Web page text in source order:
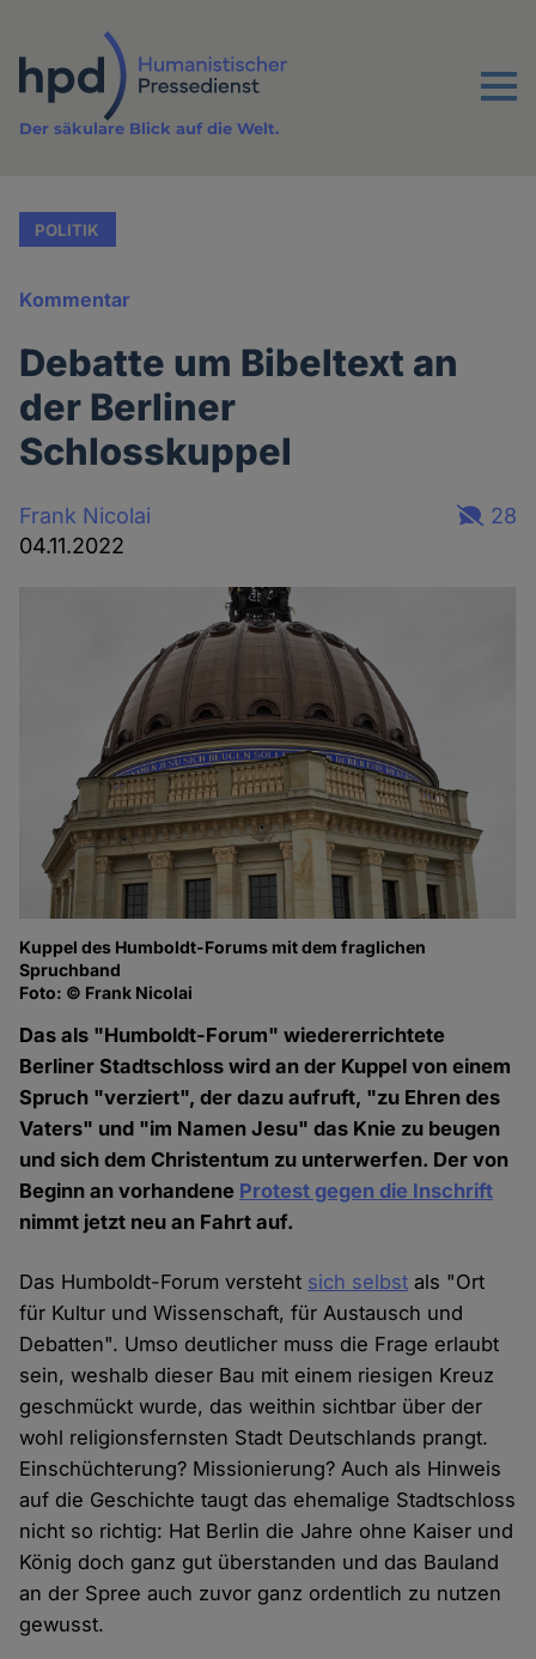
Inhalt
Menu
Der säkulare Blick auf die Welt.
POLITIK
Kommentar
Debatte um Bibeltext an
der Berliner
Schlosskuppel
Frank Nicolai
04.11.2022
28
Kuppel des Humboldt-Forums mit dem fraglichen
Spruchband
Foto: © Frank Nicolai
Das als "Humboldt-Forum" wiedererrichtete
Berliner Stadtschloss wird an der Kuppel von einem
Spruch "verziert", der dazu aufruft, "zu Ehren des
Vaters" und "im Namen Jesu" das Knie zu beugen
und sich dem Christentum zu unterwerfen. Der von
Beginn an vorhandene Protest gegen die Inschrift
nimmt jetzt neu an Fahrt auf.
Das Humboldt-Forum versteht sich selbst als "Ort
für Kultur und Wissenschaft, für Austausch und
Debatten". Umso deutlicher muss die Frage erlaubt
sein, weshalb dieser Bau mit einem riesigen Kreuz
geschmückt wurde, das weithin sichtbar über der
wohl religionsfernsten Stadt Deutschlands prangt.
Einschüchterung? Missionierung? Auch als Hinweis
auf die Geschichte taugt das ehemalige Stadtschloss
nicht so richtig: Hat Berlin die Jahre ohne Kaiser und
König doch ganz gut überstanden und das Bauland
an der Spree auch zuvor ganz ordentlich zu nutzen
gewusst.